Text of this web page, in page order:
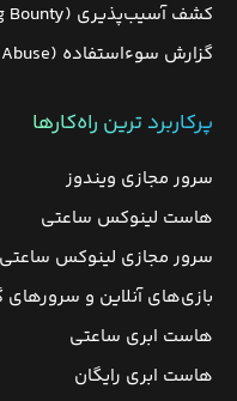
کشف آسیب‌پذیری (Bug Bounty)
گزارش سوءاستفاده (Report Abuse)
پرکاربرد ترین راه‌کارها
سرور مجازی ویندوز
هاست لینوکس ساعتی
سرور مجازی لینوکس ساعتی
بازی‌های آنلاین و سرورهای
هاست ابری ساعتی
هاست ابری رایگان